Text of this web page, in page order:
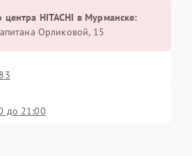
центра HITACHI в Мурманске:
Орликовой, 15
до 21:00